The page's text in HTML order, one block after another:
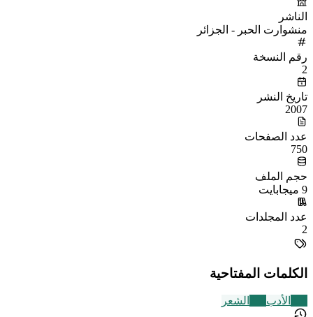
الناشر
منشوارت الحبر - الجزائر
رقم النسخة
2
تاريخ النشر
2007
عدد الصفحات
750
حجم الملف
9 ميجابايت
عدد المجلدات
2
الكلمات المفتاحية
الأدب الشعر